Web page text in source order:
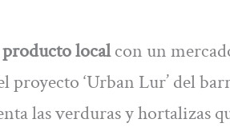
localcon un
proyecto ‘Urban Lur’ del
las verduras y hortalizas